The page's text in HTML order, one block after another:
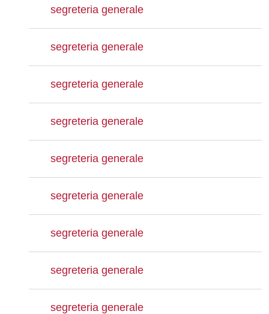
segreteria generale
segreteria generale
segreteria generale
segreteria generale
segreteria generale
segreteria generale
segreteria generale
segreteria generale
segreteria generale